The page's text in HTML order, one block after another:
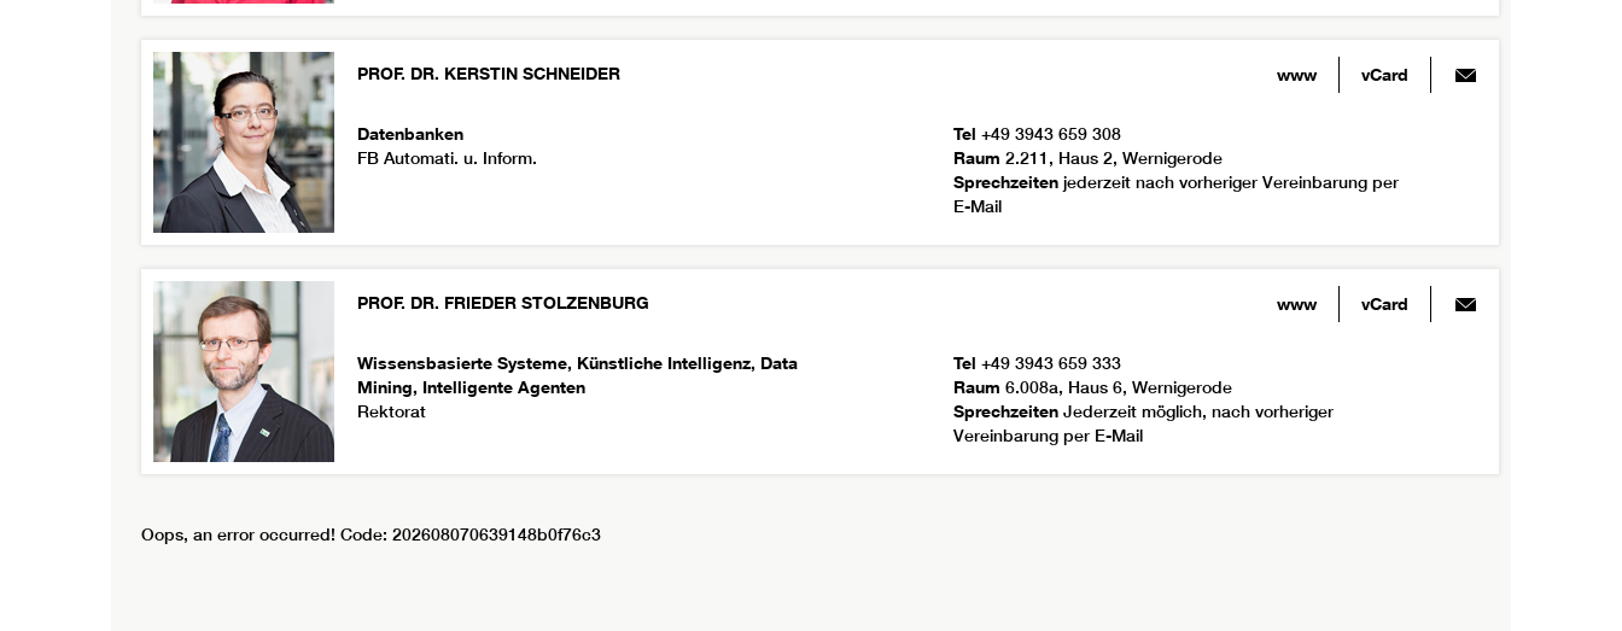
PROF. DR. KERSTIN SCHNEIDER
Datenbanken
FB Automati. u. Inform.
Tel +49 3943 659 308
Raum 2.211, Haus 2, Wernigerode
Sprechzeiten jederzeit nach vorheriger Vereinbarung per
E-Mail
vCard
www
PROF. DR. FRIEDER STOLZENBURG
Wissensbasierte Systeme, Künstliche Intelligenz, Data
Mining, Intelligente Agenten
Rektorat
Tel +49 3943 659 333
Raum 6.008a, Haus 6, Wernigerode
Sprechzeiten Jederzeit möglich, nach vorheriger
Vereinbarung per E-Mail
vCard
www
Oops, an error occurred! Code: 202608070639148b0f76c3